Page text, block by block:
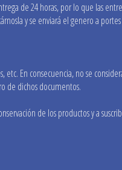
de 24 horas, por lo que las
y se enviará el genero a
En consecuencia, no se
de dichos documentos.
de los productos y a